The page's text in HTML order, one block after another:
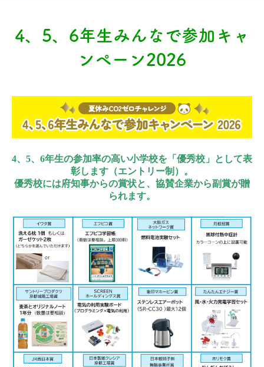
4、5、6年生みんなで参加キャ
ンペーン2026
4、5、6年生の参加率の高い小学校を「優秀校」として表
彰します（エントリー制）。
優秀校には府知事からの賞状と、協賛企業から副賞が贈
られます。